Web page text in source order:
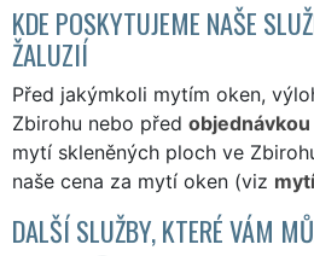
KDE POSKYTUJEME NAŠE
ŽALUZIÍ
Před jakýmkoli mytím oken,
Zbirohu nebo před objednávkou
mytí skleněných ploch ve
naše cena za mytí oken (viz
DALŠÍ SLUŽBY, KTERÉ VÁM